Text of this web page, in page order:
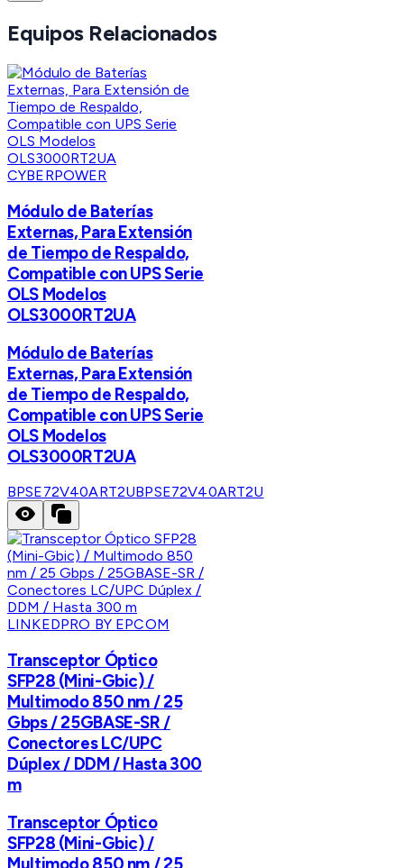
Equipos Relacionados
CYBERPOWER
Módulo de Baterías
Externas, Para Extensión
de Tiempo de Respaldo,
Compatible con UPS Serie
OLS Modelos
OLS3000RT2UA
Módulo de Baterías
Externas, Para Extensión
de Tiempo de Respaldo,
Compatible con UPS Serie
OLS Modelos
OLS3000RT2UA
BPSE72V40ART2UBPSE72V40ART2U
LINKEDPRO BY EPCOM
Transceptor Óptico
SFP28 (Mini-Gbic) /
Multimodo 850 nm / 25
Gbps / 25GBASE-SR /
Conectores LC/UPC
Dúplex / DDM / Hasta 300
m
Transceptor Óptico
SFP28 (Mini-Gbic) /
Multimodo 850 nm / 25